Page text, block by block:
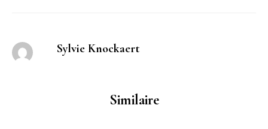
Sylvie Knockaert
Similaire